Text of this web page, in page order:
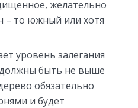
желательно
– то южный или хотя
уровень залегания
быть не выше
обязательно
и будет